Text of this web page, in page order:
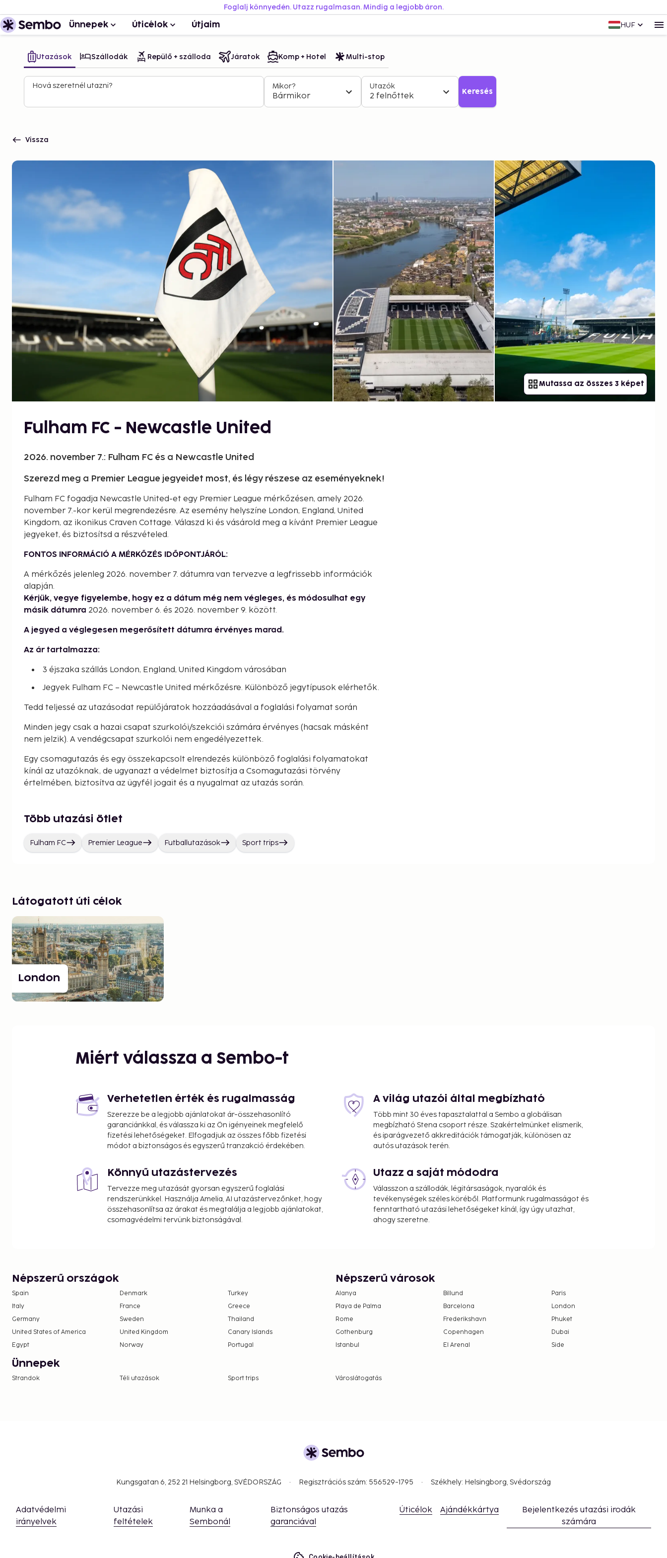
Foglalj könnyedén. Utazz rugalmasan. Mindig a legjobb áron.
Ünnepek Úticélok Útjaim HUF
Utazások Szállodák Repülő + szálloda Járatok Komp + Hotel Multi-stop
Hová szeretnél utazni? Mikor?
Bármikor
Utazók
2 felnőttek Keresés
Vissza
Mutassa az összes 3 képet
Fulham FC - Newcastle United
2026. november 7.: Fulham FC és a Newcastle United
Szerezd meg a Premier League jegyeidet most, és légy részese az eseményeknek!
Fulham FC fogadja Newcastle United-et egy Premier League mérkőzésen, amely 2026.
november 7.-kor kerül megrendezésre. Az esemény helyszíne London, England, United
Kingdom, az ikonikus Craven Cottage. Válaszd ki és vásárold meg a kívánt Premier League
jegyeket, és biztosítsd a részvételed.
FONTOS INFORMÁCIÓ A MÉRKŐZÉS IDŐPONTJÁRÓL:
A mérkőzés jelenleg 2026. november 7. dátumra van tervezve a legfrissebb információk
alapján.
Kérjük, vegye figyelembe, hogy ez a dátum még nem végleges, és módosulhat egy
másik dátumra 2026. november 6. és 2026. november 9. között.
A jegyed a véglegesen megerősített dátumra érvényes marad.
Az ár tartalmazza:
3 éjszaka szállás London, England, United Kingdom városában
Jegyek Fulham FC – Newcastle United mérkőzésre. Különböző jegytípusok elérhetők.
Tedd teljessé az utazásodat repülőjáratok hozzáadásával a foglalási folyamat során
Minden jegy csak a hazai csapat szurkolói/szekciói számára érvényes (hacsak másként
nem jelzik). A vendégcsapat szurkolói nem engedélyezettek.
Egy csomagutazás és egy összekapcsolt elrendezés különböző foglalási folyamatokat
kínál az utazóknak, de ugyanazt a védelmet biztosítja a Csomagutazási törvény
értelmében, biztosítva az ügyfél jogait és a nyugalmat az utazás során.
Több utazási ötlet
Fulham FC Premier League Futballutazások Sport trips
Látogatott úti célok
London
Miért válassza a Sembo-t
Verhetetlen érték és rugalmasság
Szerezze be a legjobb ajánlatokat ár-összehasonlító
garanciánkkal, és válassza ki az Ön igényeinek megfelelő
fizetési lehetőségeket. Elfogadjuk az összes főbb fizetési
módot a biztonságos és egyszerű tranzakció érdekében.
A világ utazói által megbízható
Több mint 30 éves tapasztalattal a Sembo a globálisan
megbízható Stena csoport része. Szakértelmünket elismerik,
és iparágvezető akkreditációk támogatják, különösen az
autós utazások terén.
Könnyű utazástervezés
Tervezze meg utazását gyorsan egyszerű foglalási
rendszerünkkel. Használja Amelia, AI utazástervezőnket, hogy
összehasonlítsa az árakat és megtalálja a legjobb ajánlatokat,
csomagvédelmi tervünk biztonságával.
Utazz a saját módodra
Válasszon a szállodák, légitársaságok, nyaralók és
tevékenységek széles köréből. Platformunk rugalmasságot és
fenntartható utazási lehetőségeket kínál, így úgy utazhat,
ahogy szeretne.
Népszerű országok
Spain Denmark
Turkey
Italy
France
Greece
Germany
Sweden
Thailand
United States of America
United Kingdom
Canary Islands
Egypt
Norway Portugal
Népszerű városok
Alanya Billund
Paris
Playa de Palma
Barcelona
London
Rome
Frederikshavn
Phuket
Gothenburg
Copenhagen
Dubai
Istanbul
El Arenal Side
Ünnepek
Strandok Téli utazások Sport trips Városlátogatás
Kungsgatan 6, 252 21 Helsingborg, SVÉDORSZÁG Regisztrációs szám: 556529-1795 Székhely: Helsingborg, Svédország
Adatvédelmi
irányelvek
Utazási
feltételek
Munka a
Sembonál
Biztonságos utazás
garanciával
Úticélok Ajándékkártya
Bejelentkezés utazási irodák
számára